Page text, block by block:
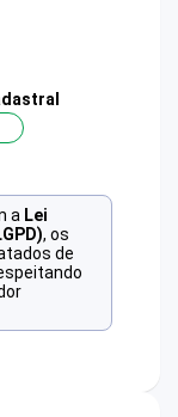
a Lei
, os
de